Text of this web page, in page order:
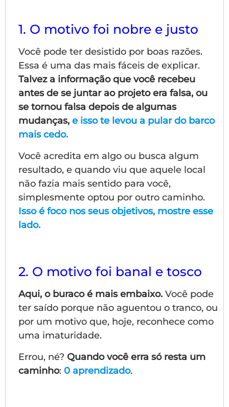
1. O motivo foi nobre e justo
Você pode ter desistido por boas razões.
Essa é uma das mais fáceis de explicar.
Talvez a informação que você recebeu
antes de se juntar ao projeto era falsa, ou
se tornou falsa depois de algumas
mudanças, e isso te levou a pular do barco
mais cedo.
Você acredita em algo ou busca algum
resultado, e quando viu que aquele local
não fazia mais sentido para você,
simplesmente optou por outro caminho.
Isso é foco nos seus objetivos, mostre esse
lado.
2. O motivo foi banal e tosco
Aqui, o buraco é mais embaixo. Você pode
ter saído porque não aguentou o tranco, ou
por um motivo que, hoje, reconhece como
uma imaturidade.
Errou, né? Quando você erra só resta um
caminho: 0 aprendizado.